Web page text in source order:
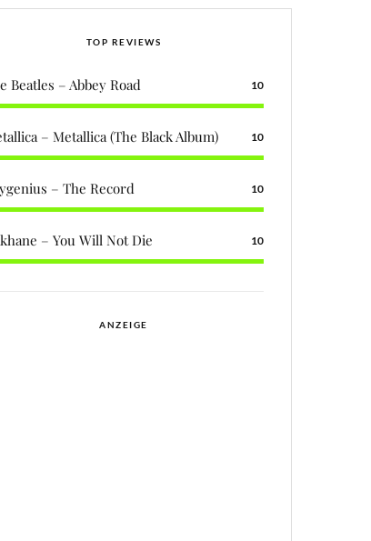
TOP REVIEWS
Beatles – Abbey Road 10
– Metallica (The Black Album) 10
– The Record 10
– You Will Not Die 10
ANZEIGE